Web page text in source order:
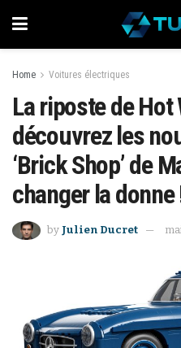
Home Voitures électriques
La riposte de Hot
découvrez les
‘Brick Shop’ de
changer la donne
by Julien Ducret